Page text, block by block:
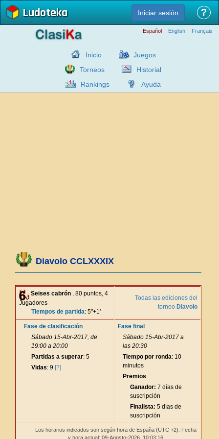
Ludoteka Iniciar sesión ?
Español English Français
Inicio
Juegos
Torneos
Historial
Rankings
Ayuda
Diavolo CCLXXXIX
Seises cabrón , 80 puntos, 4
Jugadores
Tiempos de partida: 5"+1'
Todas las ediciones del
torneo Diavolo
Fase de clasificación
Sábado 15-Abr-2017, de
19:00 a 20:00
Partidas a superar: 5
Vidas: 9 [?]
Fase final
Sábado 15-Abr-2017 a
las 20:30
Tiempo por ronda: 10
minutos
Premios
Ganador: 7 días de
suscripción
Finalista: 5 días de
suscripción
Los horarios indicados son según hora de España (UTC +2). Fecha
y hora actual: 09-Agosto-2026, 10:03:16